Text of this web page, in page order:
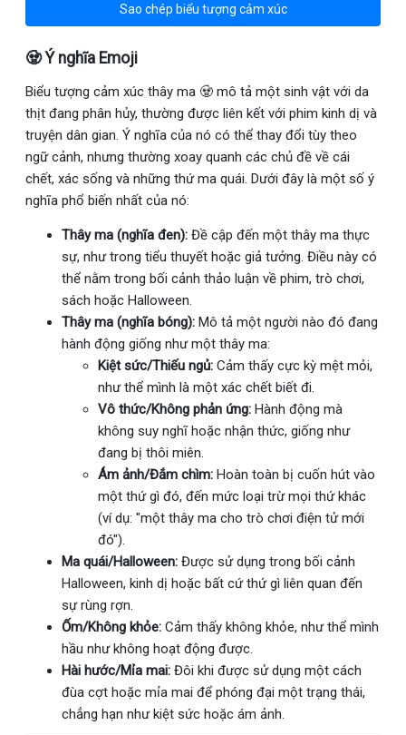
Sao chép biểu tượng cảm xúc
🧟 Ý nghĩa Emoji
Biểu tượng cảm xúc thây ma 🧟 mô tả một sinh vật với da
thịt đang phân hủy, thường được liên kết với phim kinh dị và
truyện dân gian. Ý nghĩa của nó có thể thay đổi tùy theo
ngữ cảnh, nhưng thường xoay quanh các chủ đề về cái
chết, xác sống và những thứ ma quái. Dưới đây là một số ý
nghĩa phổ biến nhất của nó:
Thây ma (nghĩa đen): Đề cập đến một thây ma thực
sự, như trong tiểu thuyết hoặc giả tưởng. Điều này có
thể nằm trong bối cảnh thảo luận về phim, trò chơi,
sách hoặc Halloween.
Thây ma (nghĩa bóng): Mô tả một người nào đó đang
hành động giống như một thây ma:
Kiệt sức/Thiếu ngủ: Cảm thấy cực kỳ mệt mỏi,
như thể mình là một xác chết biết đi.
Vô thức/Không phản ứng: Hành động mà
không suy nghĩ hoặc nhận thức, giống như
đang bị thôi miên.
Ám ảnh/Đắm chìm: Hoàn toàn bị cuốn hút vào
một thứ gì đó, đến mức loại trừ mọi thứ khác
(ví dụ: "một thây ma cho trò chơi điện tử mới
đó").
Ma quái/Halloween: Được sử dụng trong bối cảnh
Halloween, kinh dị hoặc bất cứ thứ gì liên quan đến
sự rùng rợn.
Ốm/Không khỏe: Cảm thấy không khỏe, như thể mình
hầu như không hoạt động được.
Hài hước/Mỉa mai: Đôi khi được sử dụng một cách
đùa cợt hoặc mỉa mai để phóng đại một trạng thái,
chẳng hạn như kiệt sức hoặc ám ảnh.